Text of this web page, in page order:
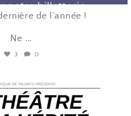
de l`année !
Ne ...
3 0
Juin 12